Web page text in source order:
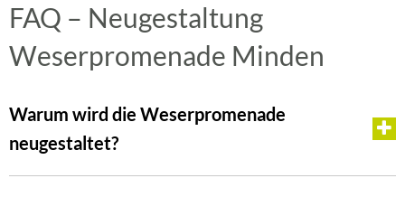
FAQ – Neugestaltung
Weserpromenade Minden
Warum wird die Weserpromenade
neugestaltet?